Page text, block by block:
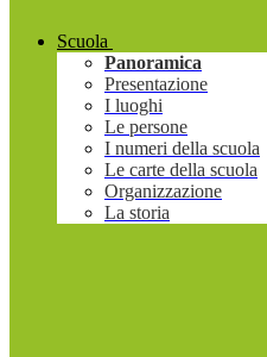
Scuola
Panoramica
Presentazione
I luoghi
Le persone
I numeri della scuola
Le carte della scuola
Organizzazione
La storia